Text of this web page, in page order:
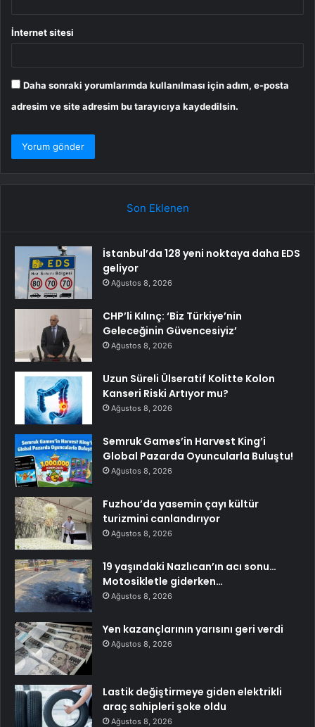
İnternet sitesi
Daha sonraki yorumlarımda kullanılması için adım, e-posta
adresim ve site adresim bu tarayıcıya kaydedilsin.
Son Eklenen
İstanbul’da 128 yeni noktaya daha EDS
geliyor
Ağustos 8, 2026
CHP’li Kılınç: ‘Biz Türkiye’nin
Geleceğinin Güvencesiyiz’
Ağustos 8, 2026
Uzun Süreli Ülseratif Kolitte Kolon
Kanseri Riski Artıyor mu?
Ağustos 8, 2026
Semruk Games’in Harvest King’i
Global Pazarda Oyuncularla Buluştu!
Ağustos 8, 2026
Fuzhou’da yasemin çayı kültür
turizmini canlandırıyor
Ağustos 8, 2026
19 yaşındaki Nazlıcan’ın acı sonu…
Motosikletle giderken…
Ağustos 8, 2026
Yen kazançlarının yarısını geri verdi
Ağustos 8, 2026
Lastik değiştirmeye giden elektrikli
araç sahipleri şoke oldu
Ağustos 8, 2026